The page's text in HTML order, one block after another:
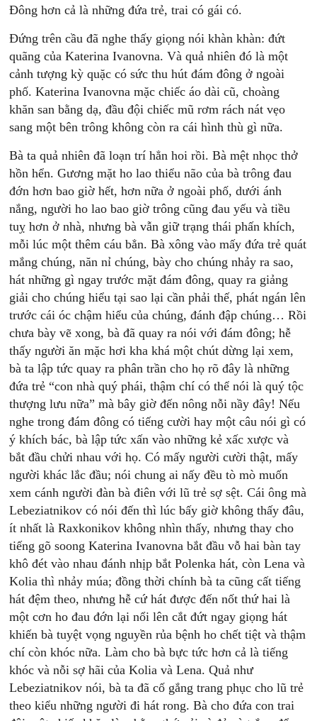
Đông hơn cả là những đứa trẻ, trai có gái có.
Đứng trên cầu đã nghe thấy giọng nói khàn khàn: đứt
quãng của Katerina Ivanovna. Và quả nhiên đó là một
cảnh tượng kỳ quặc có sức thu hút đám đông ở ngoài
phố. Katerina Ivanovna mặc chiếc áo dài cũ, choàng
khăn san bằng dạ, đầu đội chiếc mũ rơm rách nát vẹo
sang một bên trông không còn ra cái hình thù gì nữa.
Bà ta quả nhiên đã loạn trí hẳn hoi rồi. Bà mệt nhọc thở
hồn hển. Gương mặt ho lao thiểu não của bà trông đau
đớn hơn bao giờ hết, hơn nữa ở ngoài phố, dưới ánh
nắng, người ho lao bao giờ trông cũng đau yếu và tiều
tuỵ hơn ở nhà, nhưng bà vẫn giữ trạng thái phấn khích,
mỗi lúc một thêm cáu bẳn. Bà xông vào mấy đứa trẻ quát
mắng chúng, năn nỉ chúng, bày cho chúng nhảy ra sao,
hát những gì ngay trước mặt đám đông, quay ra giảng
giải cho chúng hiểu tại sao lại cần phải thế, phát ngán lên
trước cái óc chậm hiểu của chúng, đánh đập chúng… Rồi
chưa bày vẽ xong, bà đã quay ra nói với đám đông; hễ
thấy người ăn mặc hơi kha khá một chút dừng lại xem,
bà ta lập tức quay ra phân trần cho họ rõ đây là những
đứa trẻ “con nhà quý phái, thậm chí có thể nói là quý tộc
thượng lưu nữa” mà bây giờ đến nông nỗi nầy đây! Nếu
nghe trong đám đông có tiếng cười hay một câu nói gì có
ý khích bác, bà lập tức xấn vào những kẻ xấc xược và
bắt đầu chửi nhau với họ. Có mấy người cười thật, mấy
người khác lắc đầu; nói chung ai nấy đều tò mò muốn
xem cánh người đàn bà điên với lũ trẻ sợ sệt. Cái ông mà
Lebeziatnikov có nói đến thì lúc bấy giờ không thấy đâu,
ít nhất là Raxkonikov không nhìn thấy, nhưng thay cho
tiếng gõ soong Katerina Ivanovna bắt đầu vỗ hai bàn tay
khô đét vào nhau đánh nhịp bắt Polenka hát, còn Lena và
Kolia thì nhảy múa; đồng thời chính bà ta cũng cất tiếng
hát đệm theo, nhưng hễ cứ hát được đến nốt thứ hai là
một cơn ho đau đớn lại nổi lên cắt đứt ngay giọng hát
khiến bà tuyệt vọng nguyền rủa bệnh ho chết tiệt và thậm
chí còn khóc nữa. Làm cho bà bực tức hơn cả là tiếng
khóc và nỗi sợ hãi của Kolia và Lena. Quả như
Lebeziatnikov nói, bà ta đã cố gắng trang phục cho lũ trẻ
theo kiểu những người đi hát rong. Bà cho đứa con trai